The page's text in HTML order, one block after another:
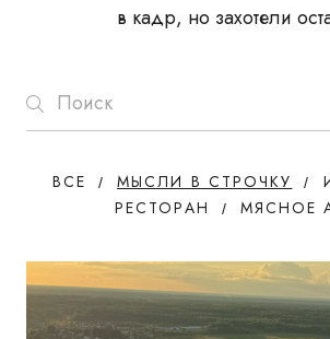
в кадр, но захотели
ВСЕ МЫСЛИ В СТРОЧКУ
РЕСТОРАН
МЯСНОЕ